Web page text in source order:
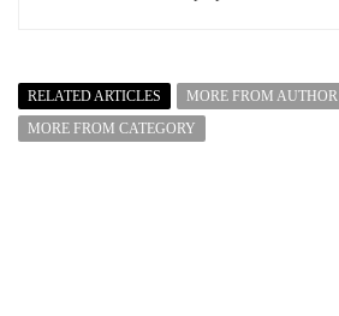
RELATED ARTICLES
MORE FROM AUTHOR
MORE FROM CATEGORY